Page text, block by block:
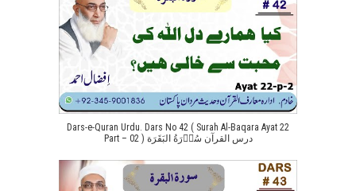
Dars-e-Quran Urdu. Dars No 42 ( Surah Al-Baqara Ayat 22
Part – 02 ) درس القرآن سُوۡرَةُ البَقَرَة